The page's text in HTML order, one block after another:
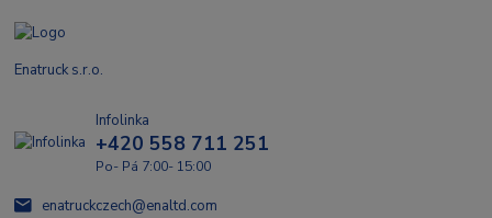
Enatruck s.r.o.
Infolinka
+420 558 711 251
Po- Pá 7:00- 15:00
enatruckczech@enaltd.com